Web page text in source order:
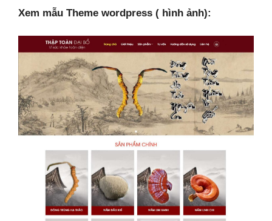
Xem mẫu Theme wordpress ( hình ảnh):